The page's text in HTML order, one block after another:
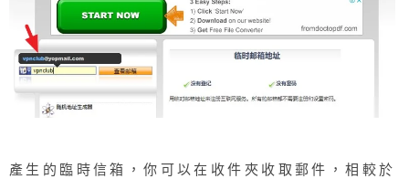
產生的臨時信箱，你可以在收件夾收取郵件，相較於